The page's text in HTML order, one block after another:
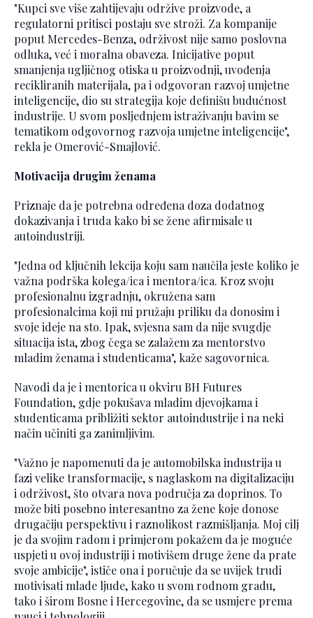
"Kupci sve više zahtijevaju održive proizvode, a
regulatorni pritisci postaju sve stroži. Za kompanije
poput Mercedes-Benza, održivost nije samo poslovna
odluka, već i moralna obaveza. Inicijative poput
smanjenja ugljičnog otiska u proizvodnji, uvođenja
recikliranih materijala, pa i odgovoran razvoj umjetne
inteligencije, dio su strategija koje definišu budućnost
industrije. U svom posljednjem istraživanju bavim se
tematikom odgovornog razvoja umjetne inteligencije",
rekla je Omerović-Smajlović.
Motivacija drugim ženama
Priznaje da je potrebna određena doza dodatnog
dokazivanja i truda kako bi se žene afirmisale u
autoindustriji.
"Jedna od ključnih lekcija koju sam naučila jeste koliko je
važna podrška kolega/ica i mentora/ica. Kroz svoju
profesionalnu izgradnju, okružena sam
profesionalcima koji mi pružaju priliku da donosim i
svoje ideje na sto. Ipak, svjesna sam da nije svugdje
situacija ista, zbog čega se zalažem za mentorstvo
mladim ženama i studenticama", kaže sagovornica.
Navodi da je i mentorica u okviru BH Futures
Foundation, gdje pokušava mladim djevojkama i
studenticama približiti sektor autoindustrije i na neki
način učiniti ga zanimljivim.
"Važno je napomenuti da je automobilska industrija u
fazi velike transformacije, s naglaskom na digitalizaciju
i održivost, što otvara nova područja za doprinos. To
može biti posebno interesantno za žene koje donose
drugačiju perspektivu i raznolikost razmišljanja. Moj cilj
je da svojim radom i primjerom pokažem da je moguće
uspjeti u ovoj industriji i motivišem druge žene da prate
svoje ambicije", ističe ona i poručuje da se uvijek trudi
motivisati mlade ljude, kako u svom rodnom gradu,
tako i širom Bosne i Hercegovine, da se usmjere prema